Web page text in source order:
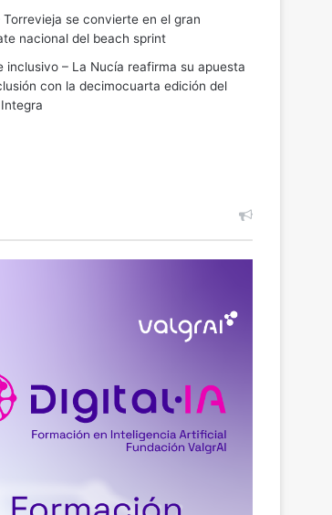
Torrevieja se convierte en el gran
nacional del beach sprint
inclusivo – La Nucía reafirma su apuesta
con la decimocuarta edición del